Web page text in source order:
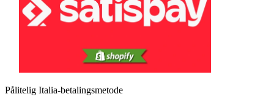
Pålitelig Italia-betalingsmetode